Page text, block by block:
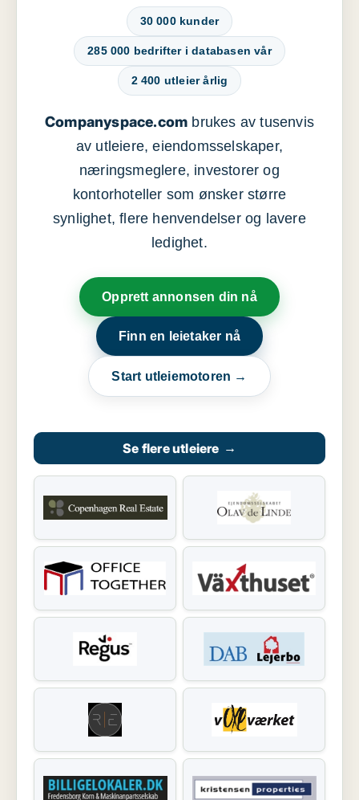
30 000 kunder
285 000 bedrifter i databasen vår
2 400 utleier årlig
Companyspace.com brukes av tusenvis
av utleiere, eiendomsselskaper,
næringsmeglere, investorer og
kontorhoteller som ønsker større
synlighet, flere henvendelser og lavere
ledighet.
Opprett annonsen din nå
Finn en leietaker nå
Start utleiemotoren →
Se flere utleiere →